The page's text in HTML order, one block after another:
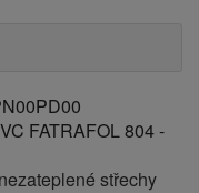
FATRAFOL 804 -
střechy